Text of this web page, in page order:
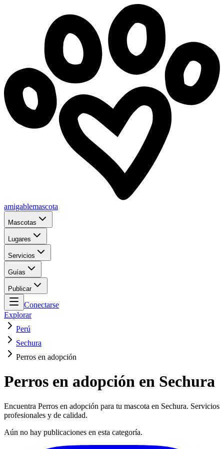
amigablemascota
Mascotas
Lugares
Servicios
Guías
Publicar
Conectarse
Explorar
Perú
Sechura
Perros en adopción
Perros en adopción en Sechura
Encuentra Perros en adopción para tu mascota en Sechura. Servicios
profesionales y de calidad.
Aún no hay publicaciones en esta categoría.